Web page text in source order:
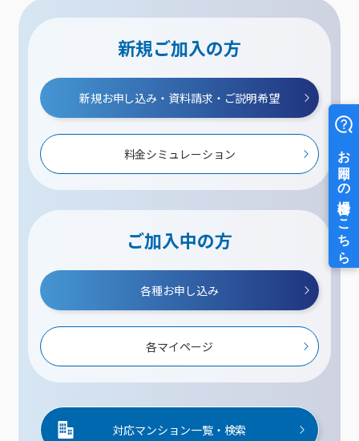
新規ご加入の方
新規お申し込み・資料請求・ご説明希望
料金シミュレーション
ご加入中の方
各種お申し込み
各マイページ
対応マンション一覧・検索